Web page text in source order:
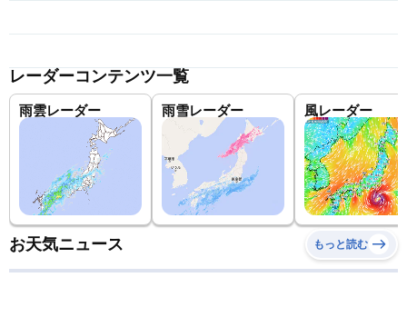
レーダーコンテンツ一覧
雨雲レーダー 雨雪レーダー 風レーダー
お天気ニュース もっと読む